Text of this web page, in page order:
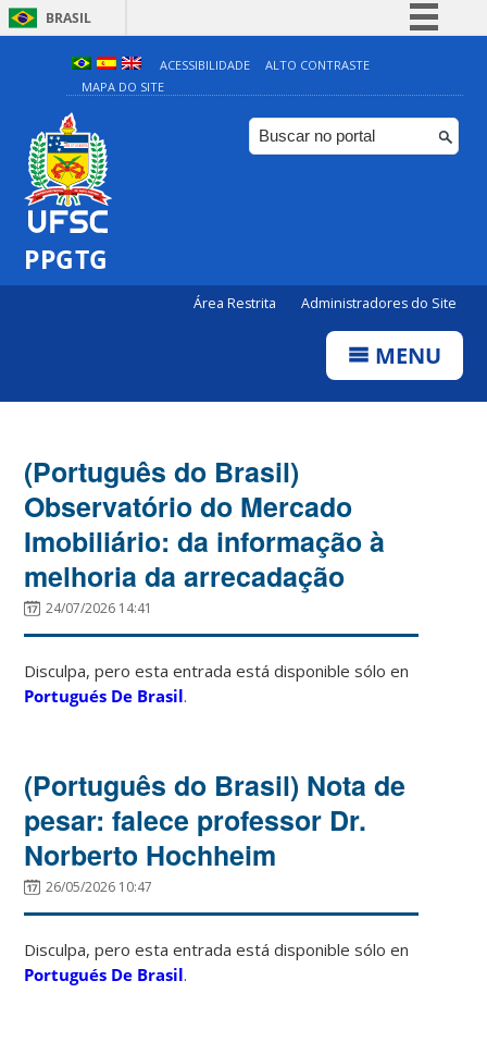
BRASIL
Simplifique!
Comunica BR
Participe
ACESSIBILIDADE
ALTO CONTRASTE
MAPA DO SITE
PPGTG
Área Restrita Administradores do Site
MENU
(Português do Brasil)
Observatório do Mercado
Imobiliário: da informação à
melhoria da arrecadação
24/07/2026 14:41
Disculpa, pero esta entrada está disponible sólo en
Portugués De Brasil.
(Português do Brasil) Nota de
pesar: falece professor Dr.
Norberto Hochheim
26/05/2026 10:47
Disculpa, pero esta entrada está disponible sólo en
Portugués De Brasil.